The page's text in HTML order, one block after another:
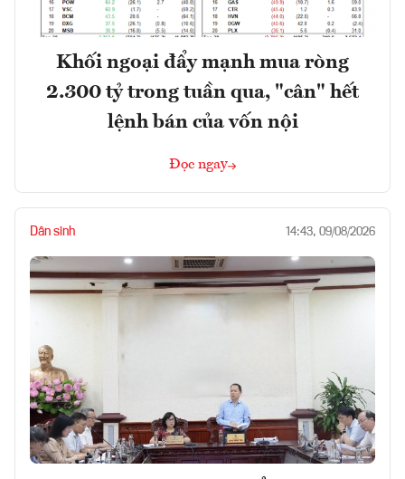
Khối ngoại đẩy mạnh mua ròng
2.300 tỷ trong tuần qua, "cân" hết
lệnh bán của vốn nội
Đọc ngay
Dân sinh 14:43, 09/08/2026